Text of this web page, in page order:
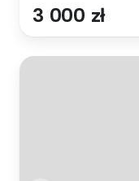
3 000 zł